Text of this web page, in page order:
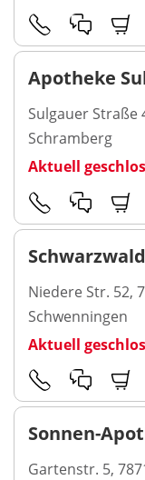
Apotheke
Sulgauer Straße
Schramberg
Aktuell
Niedere Str. 52,
Schwenningen
Aktuell
Sonnen-
Gartenstr. 5,